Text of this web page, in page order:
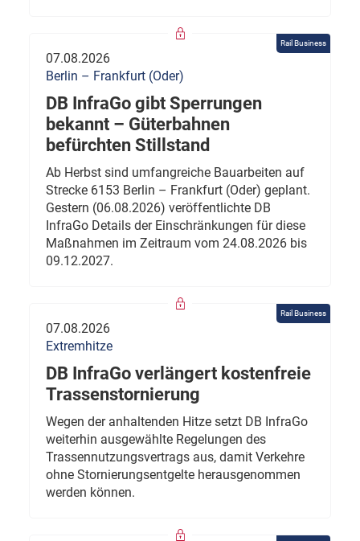
Rail Business
07.08.2026
Berlin – Frankfurt (Oder)
DB InfraGo gibt Sperrungen
bekannt – Güterbahnen
befürchten Stillstand
Ab Herbst sind umfangreiche Bauarbeiten auf
Strecke 6153 Berlin – Frankfurt (Oder) geplant.
Gestern (06.08.2026) veröffentlichte DB
InfraGo Details der Einschränkungen für diese
Maßnahmen im Zeitraum vom 24.08.2026 bis
09.12.2027.
Rail Business
07.08.2026
Extremhitze
DB InfraGo verlängert kostenfreie
Trassenstornierung
Wegen der anhaltenden Hitze setzt DB InfraGo
weiterhin ausgewählte Regelungen des
Trassennutzungsvertrags aus, damit Verkehre
ohne Stornierungsentgelte herausgenommen
werden können.